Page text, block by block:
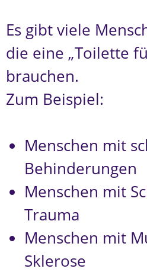
Es gibt viele
die eine „Toilette
brauchen.
Zum Beispiel:
Menschen mit
Behinderungen
Menschen mit
Trauma
Menschen mit
Sklerose